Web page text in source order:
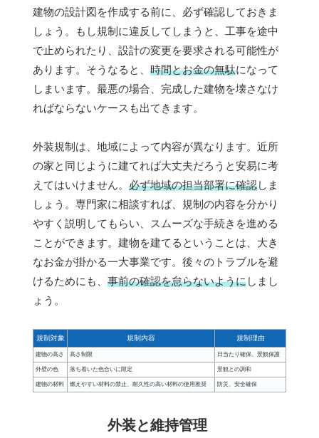
建物の設計図を作成する前に、必ず確認しておきま
しょう。もし規制に違反してしまうと、工事を途中
で止められたり、設計の変更を要求される可能性が
あります。そうなると、 時間とお金の無駄になって
しまいます。最悪の場合、完成した建物を壊さなけ
ればならないケースも出てきます。
外装規制は、地域によって内容が異なります。近所
の家と同じように建てれば大丈夫だろうと安易に考
えてはいけません。 必ず地域の担当部署に確認しま
しょう。専門家に相談すれば、規制の内容を分かり
やすく説明してもらい、スムーズな手続きを進める
ことができます。建物を建てるということは、大き
なお金が掛かる一大事業です。後々のトラブルを避
けるためにも、 事前の確認を怠らないようにしまし
ょう。
規制対象 規制内容 規制理由
建物の高さ 高さ制限 日当たり確保、景観保護
外壁の色 落ち着いた色合いに限定 景観との調和
建物の材料 燃えやすい材料の禁止、耐久性の高い材料の使用推奨 防災、安全確保
外装と維持管理